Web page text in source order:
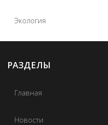
Экология
РАЗДЕЛЫ
Главная
Новости